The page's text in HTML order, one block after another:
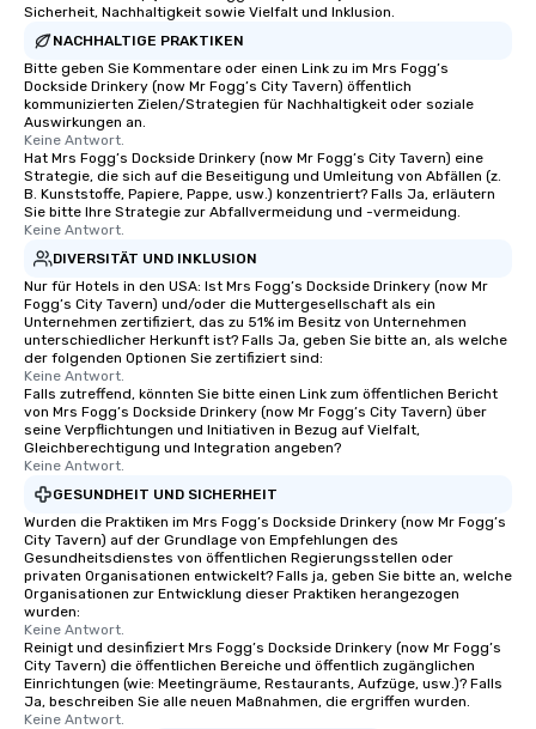
Sicherheit, Nachhaltigkeit sowie Vielfalt und Inklusion.
NACHHALTIGE PRAKTIKEN
Bitte geben Sie Kommentare oder einen Link zu im Mrs Fogg’s
Dockside Drinkery (now Mr Fogg’s City Tavern) öffentlich
kommunizierten Zielen/Strategien für Nachhaltigkeit oder soziale
Auswirkungen an.
Keine Antwort.
Hat Mrs Fogg’s Dockside Drinkery (now Mr Fogg’s City Tavern) eine
Strategie, die sich auf die Beseitigung und Umleitung von Abfällen (z.
B. Kunststoffe, Papiere, Pappe, usw.) konzentriert? Falls Ja, erläutern
Sie bitte Ihre Strategie zur Abfallvermeidung und -vermeidung.
Keine Antwort.
DIVERSITÄT UND INKLUSION
Nur für Hotels in den USA: Ist Mrs Fogg’s Dockside Drinkery (now Mr
Fogg’s City Tavern) und/oder die Muttergesellschaft als ein
Unternehmen zertifiziert, das zu 51% im Besitz von Unternehmen
unterschiedlicher Herkunft ist? Falls Ja, geben Sie bitte an, als welche
der folgenden Optionen Sie zertifiziert sind:
Keine Antwort.
Falls zutreffend, könnten Sie bitte einen Link zum öffentlichen Bericht
von Mrs Fogg’s Dockside Drinkery (now Mr Fogg’s City Tavern) über
seine Verpflichtungen und Initiativen in Bezug auf Vielfalt,
Gleichberechtigung und Integration angeben?
Keine Antwort.
GESUNDHEIT UND SICHERHEIT
Wurden die Praktiken im Mrs Fogg’s Dockside Drinkery (now Mr Fogg’s
City Tavern) auf der Grundlage von Empfehlungen des
Gesundheitsdienstes von öffentlichen Regierungsstellen oder
privaten Organisationen entwickelt? Falls ja, geben Sie bitte an, welche
Organisationen zur Entwicklung dieser Praktiken herangezogen
wurden:
Keine Antwort.
Reinigt und desinfiziert Mrs Fogg’s Dockside Drinkery (now Mr Fogg’s
City Tavern) die öffentlichen Bereiche und öffentlich zugänglichen
Einrichtungen (wie: Meetingräume, Restaurants, Aufzüge, usw.)? Falls
Ja, beschreiben Sie alle neuen Maßnahmen, die ergriffen wurden.
Keine Antwort.